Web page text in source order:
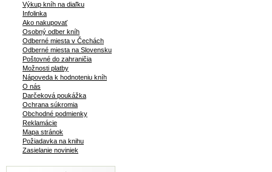
Výkup kníh na diaľku
Infolinka
Ako nakupovať
Osobný odber kníh
Odberné miesta v Čechách
Odberné miesta na Slovensku
Poštovné do zahraničia
Možnosti platby
Nápoveda k hodnoteniu kníh
O nás
Darčeková poukážka
Ochrana súkromia
Obchodné podmienky
Reklamácie
Mapa stránok
Požiadavka na knihu
Zasielanie noviniek